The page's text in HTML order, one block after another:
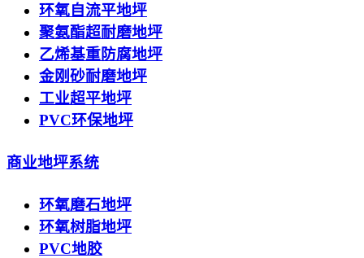
环氧自流平地坪
聚氨酯超耐磨地坪
乙烯基重防腐地坪
金刚砂耐磨地坪
工业超平地坪
PVC环保地坪
商业地坪系统
环氧磨石地坪
环氧树脂地坪
PVC地胶